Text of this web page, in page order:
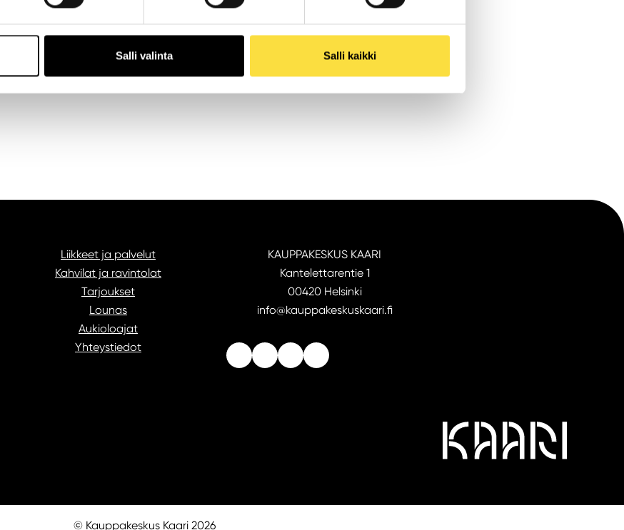
Salli valinta Salli kaikki
Liikkeet ja palvelut
Kahvilat ja ravintolat
Tarjoukset
Lounas
Aukioloajat
Yhteystiedot
KAUPPAKESKUS KAARI
Kantelettarentie 1
00420 Helsinki
info@kauppakeskuskaari.fi
© Kauppakeskus Kaari 2026